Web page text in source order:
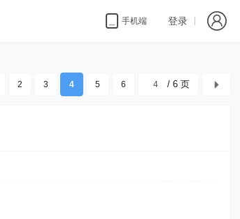
手机端 登录
2 3 4 5 6 / 6 页